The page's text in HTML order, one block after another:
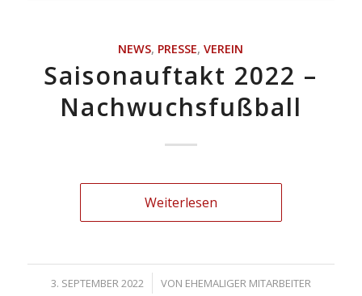
NEWS, PRESSE,VEREIN
Saisonauftakt 2022 –
Nachwuchsfußball
Weiterlesen
3. SEPTEMBER 2022
/ VON EHEMALIGER MITARBEITER